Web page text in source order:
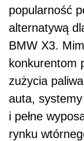
popularność
alternatywą
BMW X3.
konkurentom
zużycia
auta,
i pełne
rynku